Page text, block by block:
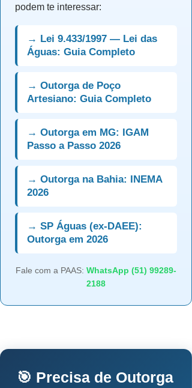
podem te interessar:
→ Lei 9.433/1997 — Lei das
Águas: Guia Completo
→ Outorga de Poço
Artesiano: Guia Completo
→ Outorga em MG: IGAM
Passo a Passo 2026
→ Outorga na Bahia: INEMA
2026
→ SP Águas (ex-DAEE):
Outorga em 2026
Fale com a PAAS: WhatsApp (51) 99289-
2188
🎯 Precisa de Outorga